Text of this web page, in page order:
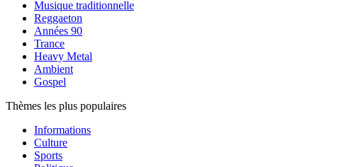
Musique traditionnelle
Reggaeton
Années 90
Trance
Heavy Metal
Ambient
Gospel
Thèmes les plus populaires
Informations
Culture
Sports